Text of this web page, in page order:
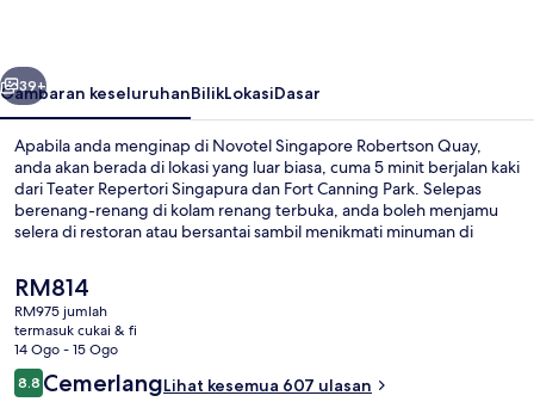
Seterusnya
39+
Gambaran keseluruhanBilikLokasiDasar
Apabila anda menginap di Novotel Singapore Robertson Quay,
anda akan berada di lokasi yang luar biasa, cuma 5 minit berjalan kaki
dari Teater Repertori Singapura dan Fort Canning Park. Selepas
berenang-renang di kolam renang terbuka, anda boleh menjamu
selera di restoran atau bersantai sambil menikmati minuman di
kecergasan 24 jam dan bar tepi kolam. Pengembara lain memuji
tentang kolam renang dan kakitangan. Hartanah ini terletak
berdekatan dengan pengangkutan awam: jarak Stesen MRT Fort
Canning ialah 6 minit dan Stesen Clarke Quay ialah 11 minit.
Harga
semasa
ialah
RM814
RM814
RM975 jumlah
termasuk cukai & fi
14 Ogo - 15 Ogo
Ulasan
8.88.8 daripada 10
CemerlangLihat kesemua 607 ulasan